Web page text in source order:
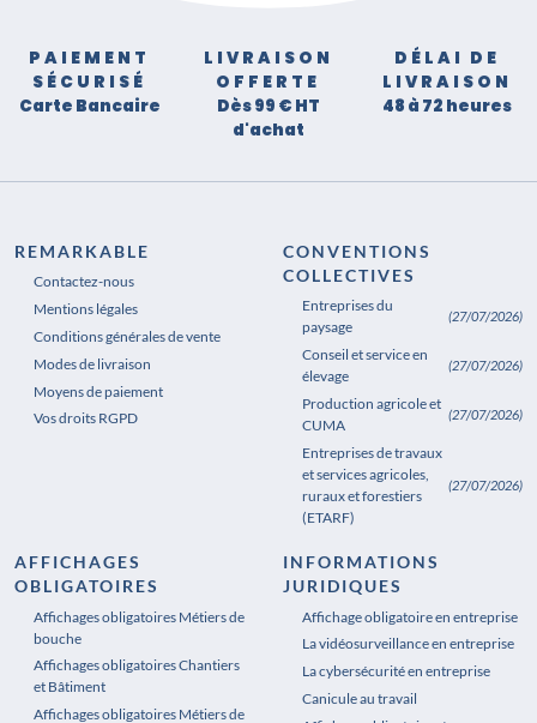
PAIEMENT
SÉCURISÉ
Carte Bancaire
LIVRAISON
OFFERTE
Dès 99 € HT
d'achat
DÉLAI DE
LIVRAISON
48 à 72 heures
REMARKABLE
Contactez-nous
Mentions légales
Conditions générales de vente
Modes de livraison
Moyens de paiement
Vos droits RGPD
CONVENTIONS
COLLECTIVES
Entreprises du
paysage
(27/07/2026)
Conseil et service en
élevage
(27/07/2026)
Production agricole et
CUMA
(27/07/2026)
Entreprises de travaux
et services agricoles,
ruraux et forestiers
(ETARF)
(27/07/2026)
AFFICHAGES
OBLIGATOIRES
Affichages obligatoires Métiers de
bouche
Affichages obligatoires Chantiers
et Bâtiment
Affichages obligatoires Métiers de
Affichages obligatoires Pharmacie
INFORMATIONS
JURIDIQUES
Affichage obligatoire en entreprise
La vidéosurveillance en entreprise
La cybersécurité en entreprise
Canicule au travail